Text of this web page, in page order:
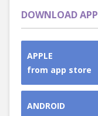
DOWNLOAD APP
APPLE
from app store
ANDROID